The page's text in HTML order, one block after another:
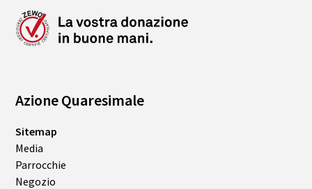
Azione Quaresimale
Sitemap
Media
Parrocchie
Negozio